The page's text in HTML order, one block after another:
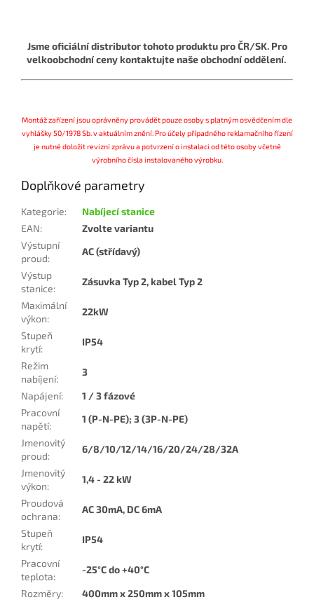
Jsme oficiální distributor tohoto produktu pro ČR/SK. Pro
velkoobchodní ceny kontaktujte naše obchodní oddělení.
Montáž zařízení jsou oprávněny provádět pouze osoby s platným osvědčením dle
vyhlášky 50/1978 Sb. v aktuálním znění. Pro účely případného reklamačního řízení
je nutné doložit revizní zprávu a potvrzení o instalaci od této osoby včetně
výrobního čísla instalovaného výrobku.
Doplňkové parametry
Kategorie:
Nabíjecí stanice
EAN:
Zvolte variantu
Výstupní
proud:
AC (střídavý)
Výstup
stanice:
Zásuvka Typ 2, kabel Typ 2
Maximální
výkon:
22kW
Stupeň
krytí:
IP54
Režim
nabíjení:
3
Napájení:
1 / 3 fázové
Pracovní
napětí:
1 (P-N-PE); 3 (3P-N-PE)
Jmenovitý
proud:
6/8/10/12/14/16/20/24/28/32A
Jmenovitý
výkon:
1,4 - 22 kW
Proudová
ochrana:
AC 30mA, DC 6mA
Stupeň
krytí:
IP54
Pracovní
teplota:
-25°C do +40°C
Rozměry:
400mm x 250mm x 105mm